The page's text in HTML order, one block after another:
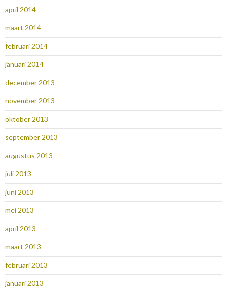
april 2014
maart 2014
februari 2014
januari 2014
december 2013
november 2013
oktober 2013
september 2013
augustus 2013
juli 2013
juni 2013
mei 2013
april 2013
maart 2013
februari 2013
januari 2013